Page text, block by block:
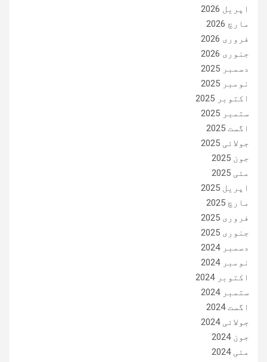
اپریل 2026
مارچ 2026
فروری 2026
جنوری 2026
دسمبر 2025
نومبر 2025
اکتوبر 2025
ستمبر 2025
اگست 2025
جولائی 2025
جون 2025
مئی 2025
اپریل 2025
مارچ 2025
فروری 2025
جنوری 2025
دسمبر 2024
نومبر 2024
اکتوبر 2024
ستمبر 2024
اگست 2024
جولائی 2024
جون 2024
مئی 2024